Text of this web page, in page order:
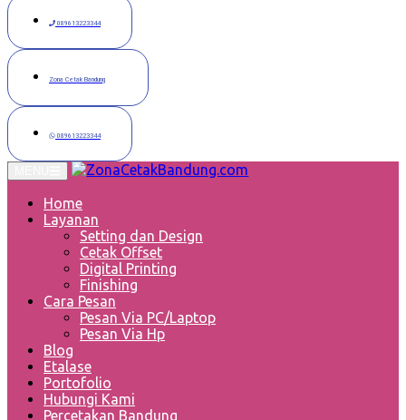
089613223344
Zona Cetak Bandung
089613223344
Home
Layanan
Setting dan Design
Cetak Offset
Digital Printing
Finishing
Cara Pesan
Pesan Via PC/Laptop
Pesan Via Hp
Blog
Etalase
Portofolio
Hubungi Kami
Percetakan Bandung